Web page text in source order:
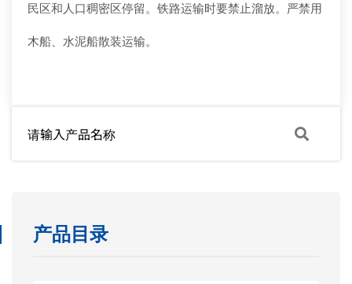
民区和人口稠密区停留。铁路运输时要禁止溜放。严禁用
木船、水泥船散装运输。
产品目录